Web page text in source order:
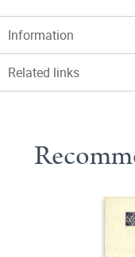
Information
Related links